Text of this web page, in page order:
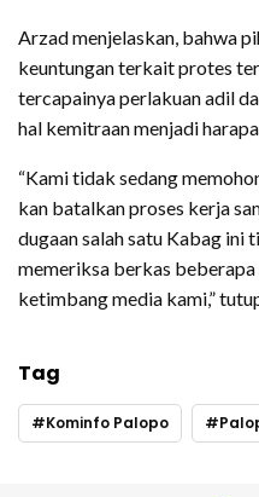
Arzad menjelaskan, bahwa
keuntungan terkait protes
tercapainya perlakuan adil
hal kemitraan menjadi
“Kami tidak sedang
kan batalkan proses kerja
dugaan salah satu Kabag ini
memeriksa berkas
ketimbang media kami,”
Tag
Kominfo Palopo